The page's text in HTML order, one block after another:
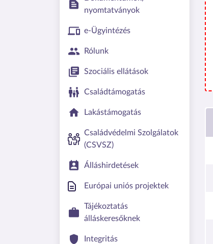
nyomtatványok
e-Ügyintézés
Rólunk
Szociális ellátások
Családtámogatás
Lakástámogatás
Családvédelmi Szolgálatok
(CSVSZ)
Álláshirdetések
Európai uniós projektek
Tájékoztatás
álláskeresőknek
Integritás